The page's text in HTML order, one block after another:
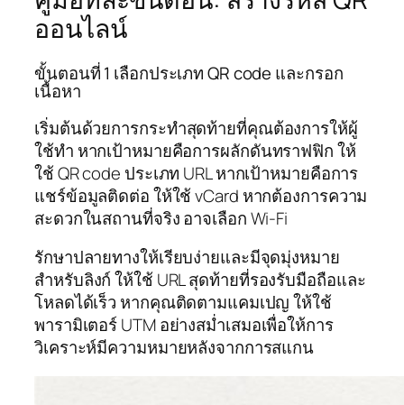
ออนไลน์
ขั้นตอนที่ 1 เลือกประเภท QR code และกรอก
เนื้อหา
เริ่มต้นด้วยการกระทำสุดท้ายที่คุณต้องการให้ผู้
ใช้ทำ หากเป้าหมายคือการผลักดันทราฟฟิก ให้
ใช้ QR code ประเภท URL หากเป้าหมายคือการ
แชร์ข้อมูลติดต่อ ให้ใช้ vCard หากต้องการความ
สะดวกในสถานที่จริง อาจเลือก Wi‑Fi
รักษาปลายทางให้เรียบง่ายและมีจุดมุ่งหมาย
สำหรับลิงก์ ให้ใช้ URL สุดท้ายที่รองรับมือถือและ
โหลดได้เร็ว หากคุณติดตามแคมเปญ ให้ใช้
พารามิเตอร์ UTM อย่างสม่ำเสมอเพื่อให้การ
วิเคราะห์มีความหมายหลังจากการสแกน